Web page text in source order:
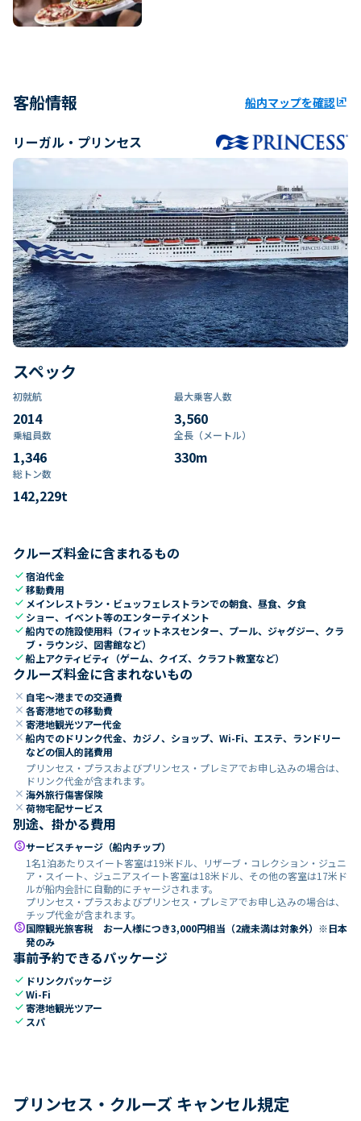
客船情報 船内マップを確認ungroup
リーガル・プリンセス
スペック
初就航
2014
最大乗客人数
3,560
乗組員数​
1,346
全長（メートル）
330m
総トン数​
142,229t
クルーズ料金に含まれるもの
check宿泊代金
check移動費用
check メインレストラン・ビュッフェレストランでの朝食、昼食、夕食
check ショー、イベント等のエンターテイメント
check船内での施設使用料（フィットネスセンター、プール、ジャグジー、クラ
ブ・ラウンジ、図書館など）
check船上アクティビティ（ゲーム、クイズ、クラフト教室など）
クルーズ料金に含まれないもの
close 自宅～港までの交通費
close 各寄港地での移動費
close 寄港地観光ツアー代金
close 船内でのドリンク代金、カジノ、ショップ、Wi-Fi、エステ、ランドリー
などの個人的諸費用
プリンセス・プラスおよびプリンセス・プレミアでお申し込みの場合は、
ドリンク代金が含まれます。
close 海外旅行傷害保険
close 荷物宅配サービス
別途、掛かる費用
paidサービスチャージ（船内チップ）
1名1泊あたりスイート客室は19米ドル、リザーブ・コレクション・ジュニ
ア・スイート、ジュニアスイート客室は18米ドル、その他の客室は17米ド
ルが船内会計に自動的にチャージされます。
プリンセス・プラスおよびプリンセス・プレミアでお申し込みの場合は、
チップ代金が含まれます。
paid国際観光旅客税 お一人様につき3,000円相当（2歳未満は対象外）※日本
発のみ
事前予約できるパッケージ
check ドリンクパッケージ
checkWi-Fi
check寄港地観光ツアー
check スパ
プリンセス・クルーズ キャンセル規定